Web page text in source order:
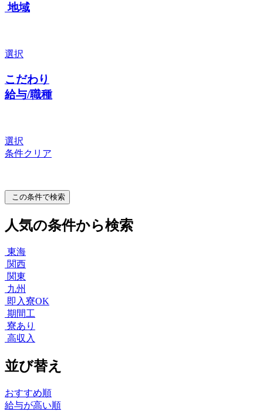
地域
選択
こだわり
給与/職種
選択
条件クリア
この条件で検索
人気の条件から検索
東海
関西
関東
九州
即入寮OK
期間工
寮あり
高収入
並び替え
おすすめ順
給与が高い順